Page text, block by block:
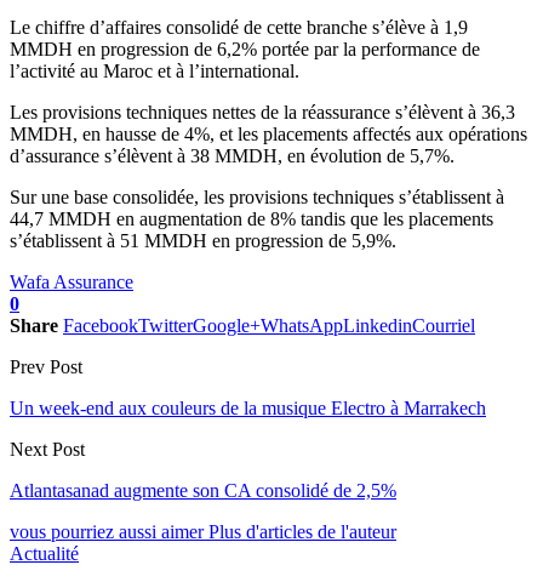
Le chiffre d’affaires consolidé de cette branche s’élève à 1,9
MMDH en progression de 6,2% portée par la performance de
l’activité au Maroc et à l’international.
Les provisions techniques nettes de la réassurance s’élèvent à 36,3
MMDH, en hausse de 4%, et les placements affectés aux opérations
d’assurance s’élèvent à 38 MMDH, en évolution de 5,7%.
Sur une base consolidée, les provisions techniques s’établissent à
44,7 MMDH en augmentation de 8% tandis que les placements
s’établissent à 51 MMDH en progression de 5,9%.
Wafa Assurance
0
Share FacebookTwitterGoogle+WhatsAppLinkedinCourriel
Prev Post
Un week-end aux couleurs de la musique Electro à Marrakech
Next Post
Atlantasanad augmente son CA consolidé de 2,5%
vous pourriez aussi aimer Plus d'articles de l'auteur
Actualité